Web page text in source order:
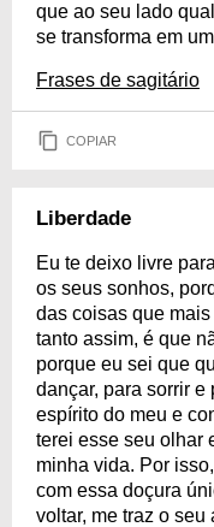
que ao seu lado
se transforma em
Frases de sagitário
COPIAR
Liberdade
Eu te deixo livre
os seus sonhos,
das coisas que
tanto assim, é que
porque eu sei que
dançar, para sorrir e
espírito do meu e
terei esse seu olhar
minha vida. Por
com essa doçura
voltar, me traz o seu